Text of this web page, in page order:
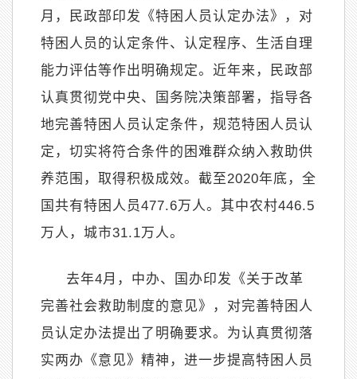
月，民政部印发《特困人员认定办法》，对
特困人员的认定条件、认定程序、生活自理
能力评估等作出明确规定。近年来，民政部
认真贯彻党中央、国务院决策部署，指导各
地完善特困人员认定条件，规范特困人员认
定，切实将符合条件的困难群众纳入救助供
养范围，取得积极成效。截至2020年底，全
国共有特困人员477.6万人。其中农村446.5
万人，城市31.1万人。
去年4月，中办、国办印发《关于改革
完善社会救助制度的意见》，对完善特困人
员认定办法提出了明确要求。为认真贯彻落
实两办《意见》精神，进一步提高特困人员